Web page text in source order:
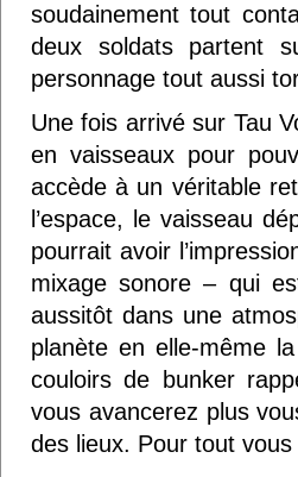
soudainement tout
deux soldats partent
personnage tout aussi
Une fois arrivé sur Tau
en vaisseaux pour
accède à un véritable
l’espace, le vaisseau
pourrait avoir
mixage sonore – qui
aussitôt dans une
planète en elle-même
couloirs de bunker
vous avancerez plus
des lieux. Pour tout